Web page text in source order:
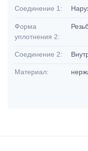
Соединение 1:
Форма
уплотнения 2:
Соединение 2:
Материал: